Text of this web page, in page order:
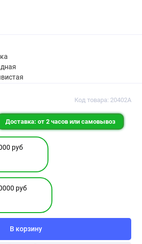
Код товара: 20402А
Доставка: от 2 часов или самовывоз
руб
руб
В корзину